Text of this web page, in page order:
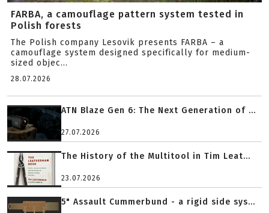
FARBA, a camouflage pattern system tested in
Polish forests
The Polish company Lesovik presents FARBA – a
camouflage system designed specifically for medium-
sized objec...
28.07.2026
ATN Blaze Gen 6: The Next Generation of ...
27.07.2026
The History of the Multitool in Tim Leat...
23.07.2026
5" Assault Cummerbund - a rigid side sys...